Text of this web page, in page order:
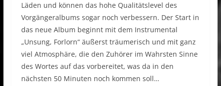
Läden und können das hohe Qualitätslevel des
Vorgängeralbums sogar noch verbessern. Der Start in
das neue Album beginnt mit dem Instrumental
„Unsung, Forlorn“ äußerst träumerisch und mit ganz
viel Atmosphäre, die den Zuhörer im Wahrsten Sinne
des Wortes auf das vorbereitet, was da in den
nächsten 50 Minuten noch kommen soll…